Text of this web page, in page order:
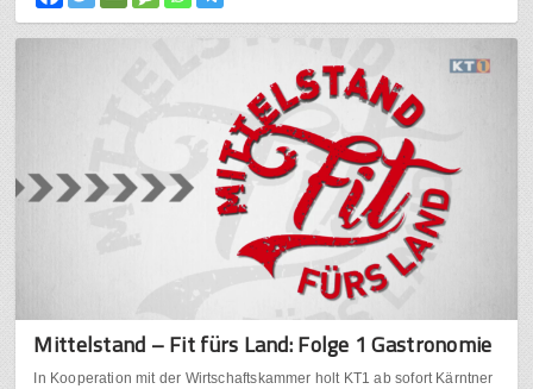
Mittelstand – Fit fürs Land: Folge 1 Gastronomie
In Kooperation mit der Wirtschaftskammer holt KT1 ab sofort Kärntner